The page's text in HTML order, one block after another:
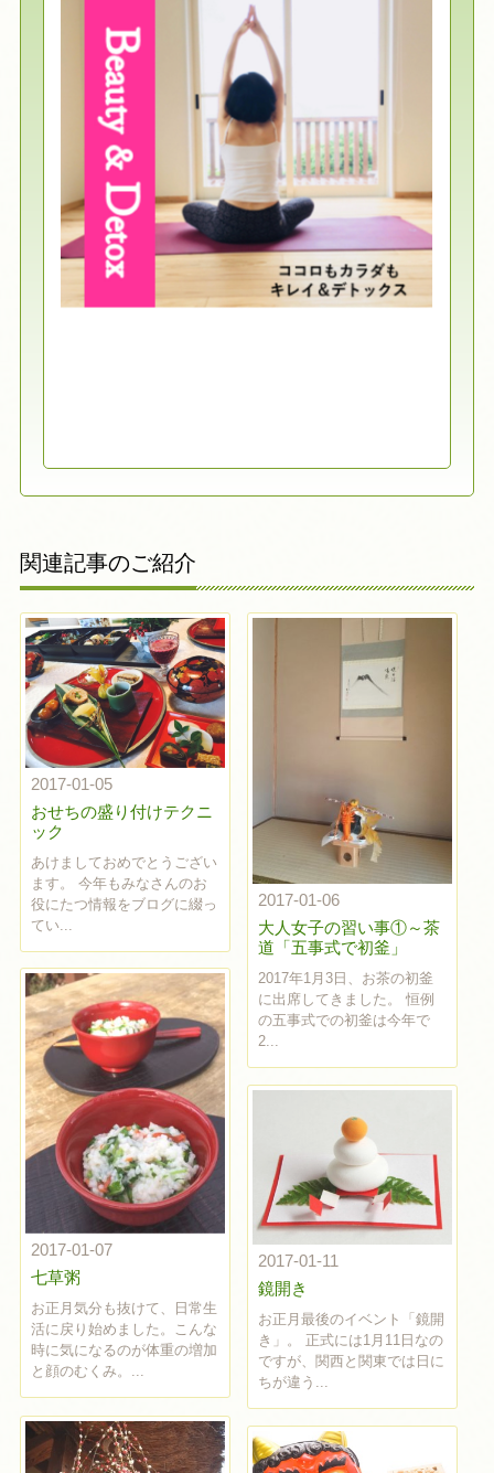
関連記事のご紹介
2017-01-05
おせちの盛り付けテクニ
ック
あけましておめでとうござい
ます。 今年もみなさんのお
役にたつ情報をブログに綴っ
てい...
2017-01-06
大人女子の習い事①～茶
道「五事式で初釜」
2017年1月3日、お茶の初釜
に出席してきました。 恒例
の五事式での初釜は今年で
2...
2017-01-07
七草粥
お正月気分も抜けて、日常生
活に戻り始めました。こんな
時に気になるのが体重の増加
と顔のむくみ。...
2017-01-11
鏡開き
お正月最後のイベント「鏡開
き」。 正式には1月11日なの
ですが、関西と関東では日に
ちが違う...